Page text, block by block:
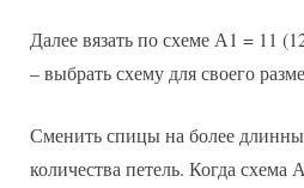
Далее вязать по схеме А1 = 11
– выбрать схему для своего
Сменить спицы на более
количества петель. Когда схема